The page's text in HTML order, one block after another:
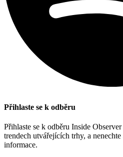
Přihlaste se k odběru
Přihlaste se k odběru Inside
trendech utvářejících trhy, a
informace.